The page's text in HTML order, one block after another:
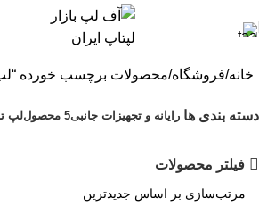
خانه فروشگاه محصولات برچسب خورده
دسته بندی ها رایانه و تجهیزات جانبی5 محصول لپ
فیلتر محصولات